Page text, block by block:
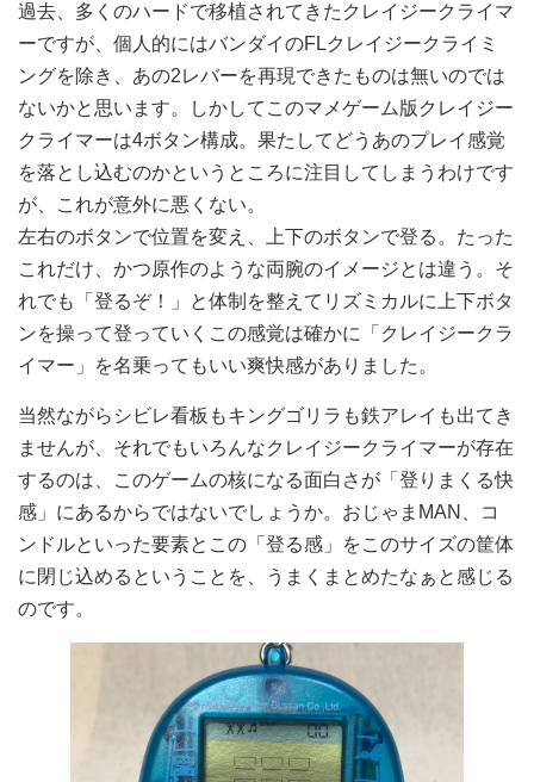
過去、多くのハードで移植されてきたクレイジークライマ
ーですが、個人的にはバンダイのFLクレイジークライミ
ングを除き、あの2レバーを再現できたものは無いのでは
ないかと思います。しかしてこのマメゲーム版クレイジー
クライマーは4ボタン構成。果たしてどうあのプレイ感覚
を落とし込むのかというところに注目してしまうわけです
が、これが意外に悪くない。
左右のボタンで位置を変え、上下のボタンで登る。たった
これだけ、かつ原作のような両腕のイメージとは違う。そ
れでも「登るぞ！」と体制を整えてリズミカルに上下ボタ
ンを操って登っていくこの感覚は確かに「クレイジークラ
イマー」を名乗ってもいい爽快感がありました。
当然ながらシビレ看板もキングゴリラも鉄アレイも出てき
ませんが、それでもいろんなクレイジークライマーが存在
するのは、このゲームの核になる面白さが「登りまくる快
感」にあるからではないでしょうか。おじゃまMAN、コ
ンドルといった要素とこの「登る感」をこのサイズの筐体
に閉じ込めるということを、うまくまとめたなぁと感じる
のです。